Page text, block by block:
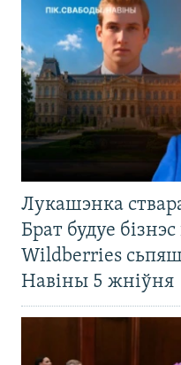
Лукашэнка
Брат будуе
Wildberries
Навіны 5 жніўня